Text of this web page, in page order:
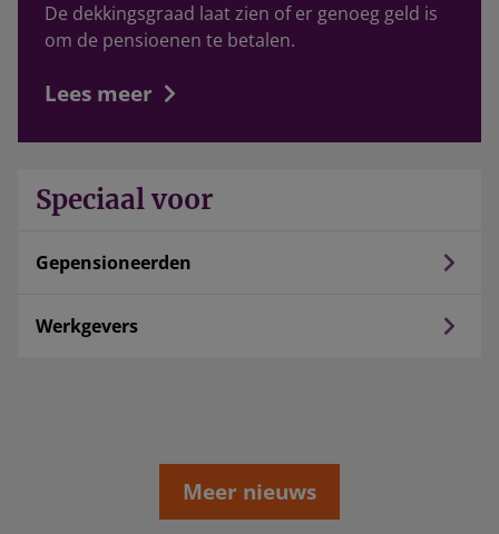
De dekkingsgraad laat zien of er genoeg geld is
om de pensioenen te betalen.
Lees meer
Speciaal voor
Gepensioneerden
Werkgevers
Meer nieuws